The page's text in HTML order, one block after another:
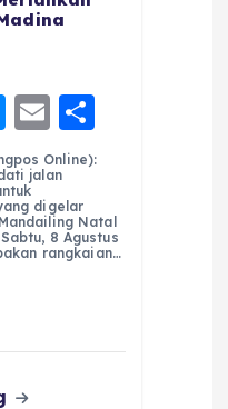
M
e
ss
e
n
E
m
ai
l
h
re
Online):
jalan
digelar
Natal
8 Agustus
rangkaian…